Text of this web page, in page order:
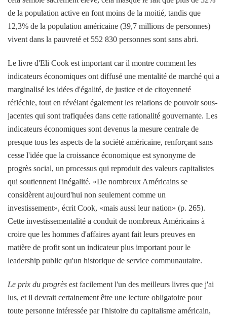
de la population active en font moins de la moitié, tandis que
12,3% de la population américaine (39,7 millions de personnes)
vivent dans la pauvreté et 552 830 personnes sont sans abri.
Le livre d'Eli Cook est important car il montre comment les
indicateurs économiques ont diffusé une mentalité de marché qui a
marginalisé les idées d'égalité, de justice et de citoyenneté
réfléchie, tout en révélant également les relations de pouvoir sous-
jacentes qui sont trafiquées dans cette rationalité gouvernante. Les
indicateurs économiques sont devenus la mesure centrale de
presque tous les aspects de la société américaine, renforçant sans
cesse l'idée que la croissance économique est synonyme de
progrès social, un processus qui reproduit des valeurs capitalistes
qui soutiennent l'inégalité. «De nombreux Américains se
considèrent aujourd'hui non seulement comme un
investissement», écrit Cook, «mais aussi leur nation» (p. 265).
Cette investissementalité a conduit de nombreux Américains à
croire que les hommes d'affaires ayant fait leurs preuves en
matière de profit sont un indicateur plus important pour le
leadership public qu'un historique de service communautaire.
Le prix du progrès est facilement l'un des meilleurs livres que j'ai
lus, et il devrait certainement être une lecture obligatoire pour
toute personne intéressée par l'histoire du capitalisme américain,